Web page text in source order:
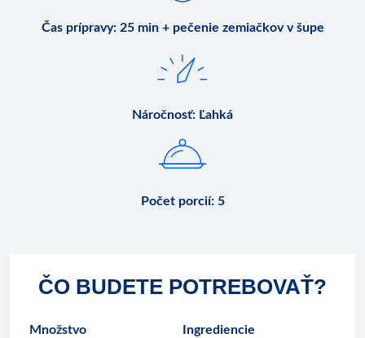
Čas prípravy: 25 min + pečenie zemiačkov v šupe
Náročnosť: Ľahká
Počet porcií: 5
ČO BUDETE POTREBOVAŤ?
Množstvo Ingrediencie